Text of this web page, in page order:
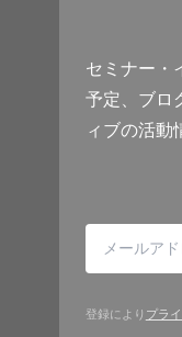
セミナー・
予定、ブロ
ィブの活動
登録により プラ